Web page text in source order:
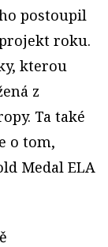
postoupil
roku.
kterou
z
Ta také
o tom,
Medal ELA